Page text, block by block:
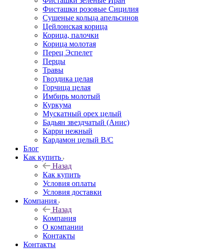
Фисташки розовые Сицилия
Сушеные кольца апельсинов
Цейлонская корица
Корица, палочки
Корица молотая
Перец Эспелет
Перцы
Травы
Гвоздика целая
Горчица целая
Имбирь молотый
Куркума
Мускатный орех целый
Бадьян звездчатый (Анис)
Карри нежный
Кардамон целый В/С
Блог
Как купить
Назад
Как купить
Условия оплаты
Условия доставки
Компания
Назад
Компания
О компании
Контакты
Контакты